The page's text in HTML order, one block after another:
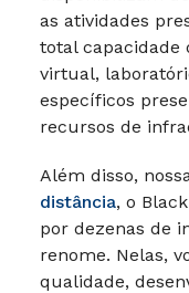
as atividades
total capacidade
virtual,
específicos
recursos de
Além disso,
distância, o
por dezenas de
renome. Nelas,
qualidade,